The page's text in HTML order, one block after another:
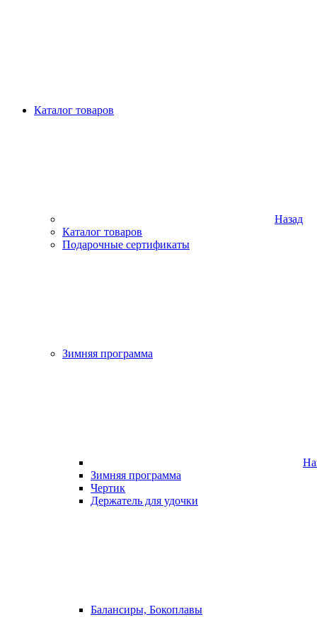
Каталог товаров
Назад
Каталог товаров
Подарочные сертификаты
Зимняя программа
Зимняя программа
Чертик
Держатель для удочки
Балансиры, Бокоплавы